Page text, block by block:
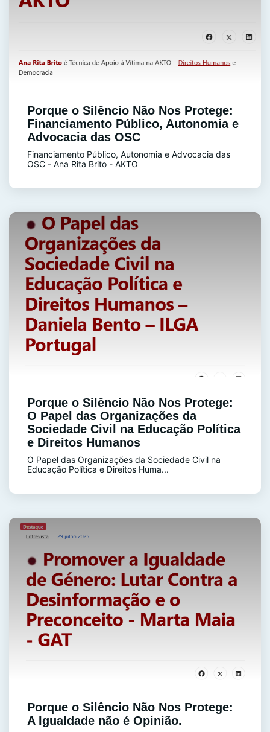
Porque o Silêncio Não Nos Protege:
Financiamento Público, Autonomia e
Advocacia das OSC
Financiamento Público, Autonomia e Advocacia das
OSC - Ana Rita Brito - AKTO
Porque o Silêncio Não Nos Protege:
O Papel das Organizações da
Sociedade Civil na Educação Política
e Direitos Humanos
O Papel das Organizações da Sociedade Civil na
Educação Política e Direitos Huma...
Porque o Silêncio Não Nos Protege:
A Igualdade não é Opinião.